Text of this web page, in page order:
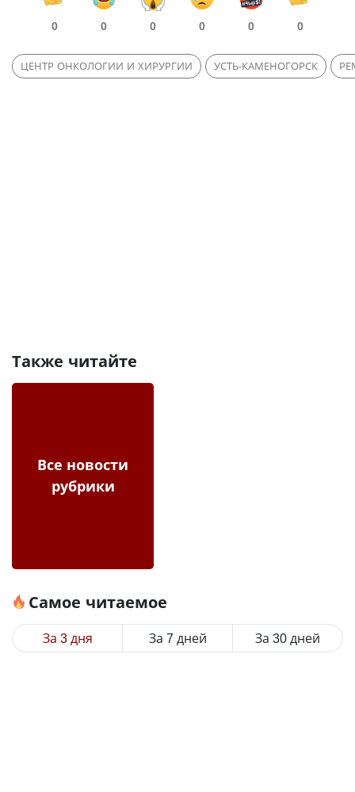
0 0 0 0 0 0
ЦЕНТР ОНКОЛОГИИ И ХИРУРГИИ УСТЬ-КАМЕНОГОРСК
Также читайте
Все новости
рубрики
Самое читаемое
За 3 дня За 7 дней За 30 дней